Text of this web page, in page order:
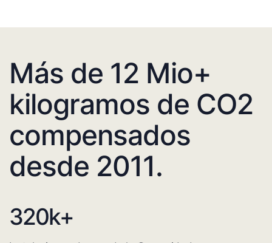
Más de 12 Mio+
kilogramos de CO2
compensados
desde 2011.
320k+